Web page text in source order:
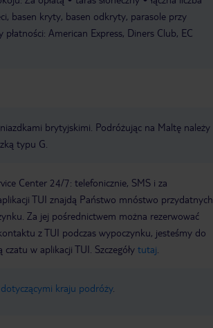
basen kryty, basen odkryty, parasole przy
płatności: American Express, Diners Club, EC
brytyjskimi. Podróżując na Maltę należy
typu G.
Center 24/7: telefonicznie, SMS i za
TUI znajdą Państwo mnóstwo przydatnych
Za jej pośrednictwem można rezerwować
z TUI podczas wypoczynku, jesteśmy do
w aplikacji TUI. Szczegóły tutaj
kraju podróży.